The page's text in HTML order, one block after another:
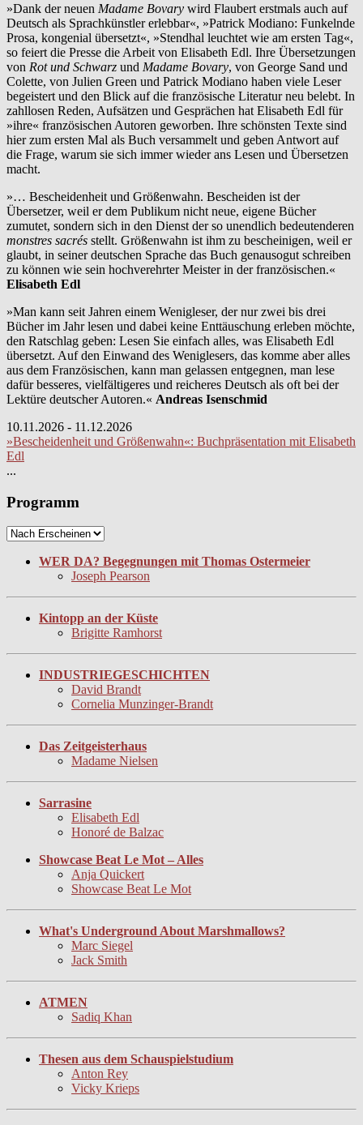
»Dank der neuen Madame Bovary wird Flaubert erstmals auch auf
Deutsch als Sprachkünstler erlebbar«, »Patrick Modiano: Funkelnde
Prosa, kongenial übersetzt«, »Stendhal leuchtet wie am ersten Tag«,
so feiert die Presse die Arbeit von Elisabeth Edl. Ihre Übersetzungen
von Rot und Schwarz und Madame Bovary, von George Sand und
Colette, von Julien Green und Patrick Modiano haben viele Leser
begeistert und den Blick auf die französische Literatur neu belebt. In
zahllosen Reden, Aufsätzen und Gesprächen hat Elisabeth Edl für
»ihre« französischen Autoren geworben. Ihre schönsten Texte sind
hier zum ersten Mal als Buch versammelt und geben Antwort auf
die Frage, warum sie sich immer wieder ans Lesen und Übersetzen
macht.
»… Bescheidenheit und Größenwahn. Bescheiden ist der
Übersetzer, weil er dem Publikum nicht neue, eigene Bücher
zumutet, sondern sich in den Dienst der so unendlich bedeutenderen
monstres sacrés stellt. Größenwahn ist ihm zu bescheinigen, weil er
glaubt, in seiner deutschen Sprache das Buch genausogut schreiben
zu können wie sein hochverehrter Meister in der französischen.«
Elisabeth Edl
»Man kann seit Jahren einem Wenigleser, der nur zwei bis drei
Bücher im Jahr lesen und dabei keine Enttäuschung erleben möchte,
den Ratschlag geben: Lesen Sie einfach alles, was Elisabeth Edl
übersetzt. Auf den Einwand des Weniglesers, das komme aber alles
aus dem Französischen, kann man gelassen entgegnen, man lese
dafür besseres, vielfältigeres und reicheres Deutsch als oft bei der
Lektüre deutscher Autoren.« Andreas Isenschmid
10.11.2026 - 11.12.2026
»Bescheidenheit und Größenwahn«: Buchpräsentation mit Elisabeth
Edl
...
Programm
WER DA? Begegnungen mit Thomas Ostermeier
Joseph Pearson
Kintopp an der Küste
Brigitte Ramhorst
INDUSTRIEGESCHICHTEN
David Brandt
Cornelia Munzinger-Brandt
Das Zeitgeisterhaus
Madame Nielsen
Sarrasine
Elisabeth Edl
Honoré de Balzac
Showcase Beat Le Mot – Alles
Anja Quickert
Showcase Beat Le Mot
What's Underground About Marshmallows?
Marc Siegel
Jack Smith
ATMEN
Sadiq Khan
Thesen aus dem Schauspielstudium
Anton Rey
Vicky Krieps